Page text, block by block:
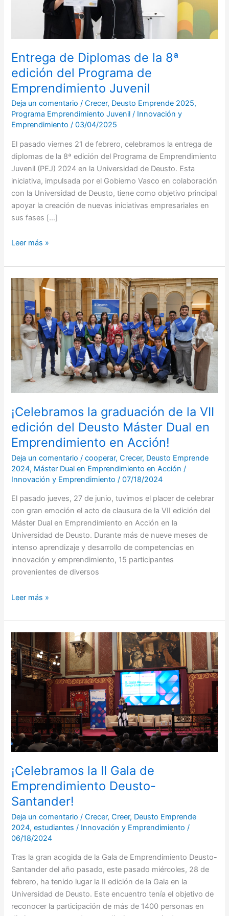
Entrega de Diplomas de la 8ª
edición del Programa de
Emprendimiento Juvenil
Deja un comentario /Crecer, Deusto Emprende 2025,
Programa Emprendimiento Juvenil / Innovación y
Emprendimiento/03/04/2025
​El pasado viernes 21 de febrero, celebramos la entrega de
diplomas de la 8ª edición del Programa de Emprendimiento
Juvenil (PEJ) 2024 en la Universidad de Deusto. Esta
iniciativa, impulsada por el Gobierno Vasco en colaboración
con la Universidad de Deusto, tiene como objetivo principal
apoyar la creación de nuevas iniciativas empresariales en
sus fases […]
de
Emprendimiento
Juvenil
Leer más »
¡Celebramos la graduación de la VII
edición del Deusto Máster Dual en
Emprendimiento en Acción!
Deja un comentario /cooperar,Crecer, Deusto Emprende
2024, Máster Dual en Emprendimiento en Acción /
Innovación y Emprendimiento /07/18/2024
El pasado jueves, 27 de junio, tuvimos el placer de celebrar
con gran emoción el acto de clausura de la VII edición del
Máster Dual en Emprendimiento en Acción en la
Universidad de Deusto. Durante más de nueve meses de
intenso aprendizaje y desarrollo de competencias en
innovación y emprendimiento, 15 participantes
provenientes de diversos
¡Celebramos
graduación
la
VII
edición
Deusto
Máster
Dual
en
Emprendimiento
en
Acción!
Leer más »
¡Celebramos la II Gala de
Emprendimiento Deusto-
Santander!
Deja un comentario /Crecer,Creer, Deusto Emprende
2024,estudiantes / Innovación y Emprendimiento/
06/18/2024
Tras la gran acogida de la Gala de Emprendimiento Deusto-
Santander del año pasado, este pasado miércoles, 28 de
febrero, ha tenido lugar la II edición de la Gala en la
Universidad de Deusto. Este encuentro tenía el objetivo de
reconocer la participación de más de 1400 personas en
¡Celebramos
la
II
Gala
de
Emprendimiento
Deusto-
Santander!